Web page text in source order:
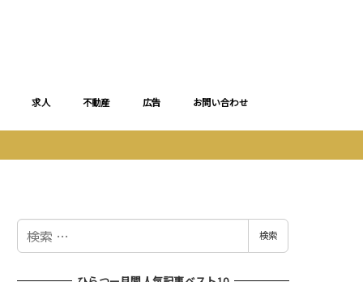
求人 不動産 広告 お問い合わせ
検
検索